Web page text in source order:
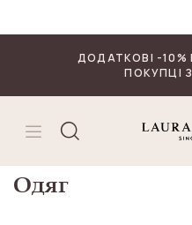
ОДЯГ
Одяг